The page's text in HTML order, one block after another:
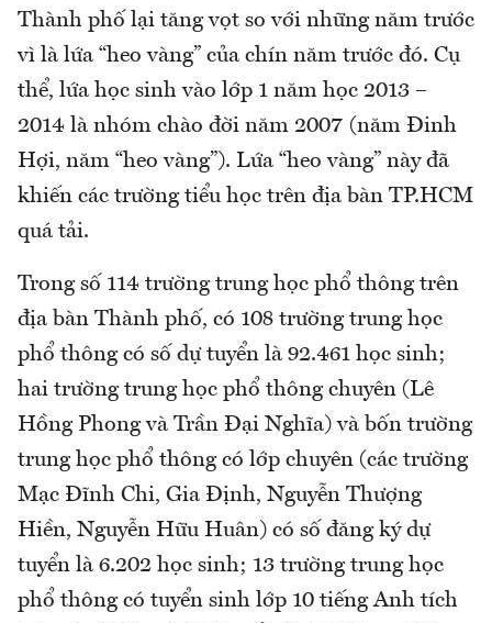
Thành phố lại tăng vọt so với những năm trước
vì là lứa “heo vàng” của chín năm trước đó. Cụ
thể, lứa học sinh vào lớp 1 năm học 2013 –
2014 là nhóm chào đời năm 2007 (năm Đinh
Hợi, năm “heo vàng”). Lứa “heo vàng” này đã
khiến các trường tiểu học trên địa bàn TP.HCM
quá tải.
Trong số 114 trường trung học phổ thông trên
địa bàn Thành phố, có 108 trường trung học
phổ thông có số dự tuyển là 92.461 học sinh;
hai trường trung học phổ thông chuyên (Lê
Hồng Phong và Trần Đại Nghĩa) và bốn trường
trung học phổ thông có lớp chuyên (các trường
Mạc Đĩnh Chi, Gia Định, Nguyễn Thượng
Hiền, Nguyễn Hữu Huân) có số đăng ký dự
tuyển là 6.202 học sinh; 13 trường trung học
phổ thông có tuyển sinh lớp 10 tiếng Anh tích